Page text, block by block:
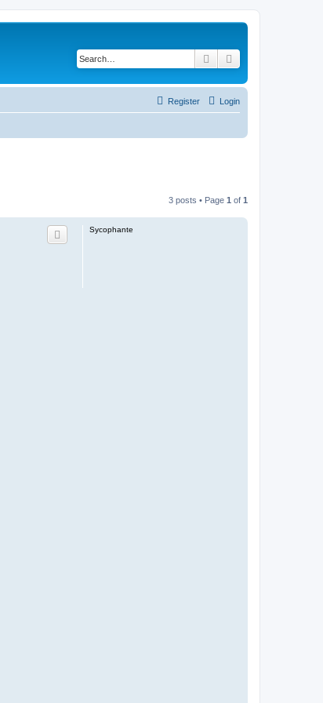
Search
Login
Register
3 posts • Page 1 of 1
Sycophante